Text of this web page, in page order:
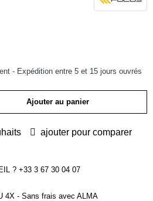
- Expédition entre 5 et 15 jours ouvrés
Ajouter au panier
ajouter pour comparer
? +33 3 67 30 04 07
4X - Sans frais avec ALMA